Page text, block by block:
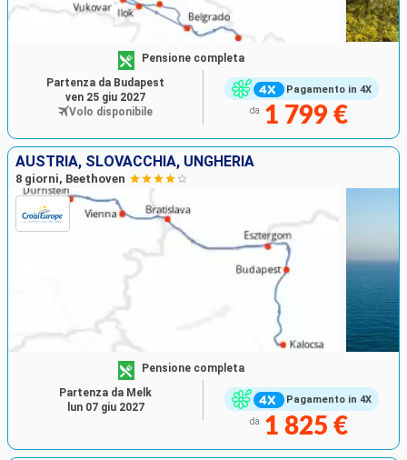
Pagamento in 4X
Pensione completa
da 1 799 €
Partenza da Budapest
ven 25 giu 2027
Volo disponibile
AUSTRIA, SLOVACCHIA, UNGHERIA
8 giorni, Beethoven
Pagamento in 4X
Pensione completa
da 1 825 €
Partenza da Melk
lun 07 giu 2027